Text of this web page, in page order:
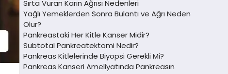
Sırta Vuran Karın Ağrısı Nedenleri
Yağlı Yemeklerden Sonra Bulantı ve Ağrı Neden
Olur?
Pankreastaki Her Kitle Kanser Midir?
Subtotal Pankreatektomi Nedir?
Pankreas Kitlelerinde Biyopsi Gerekli Mi?
Pankreas Kanseri Ameliyatında Pankreasın